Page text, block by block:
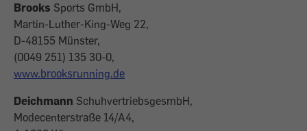
Brooks Sports GmbH,
Martin-Luther-King-Weg 22,
D-48155 Münster,
(0049 251) 135 30-0,
www.brooksrunning.de
Deichmann SchuhvertriebsgesmbH,
Modecenterstraße 14/A4,